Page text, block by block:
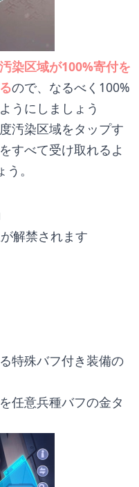
染区域が100%寄付を
ので、なるべく100%
うにしましょう
汚染区域をタップす
すべて受け取れるよ
。
解禁されます
特殊バフ付き装備の
任意兵種バフの金タ